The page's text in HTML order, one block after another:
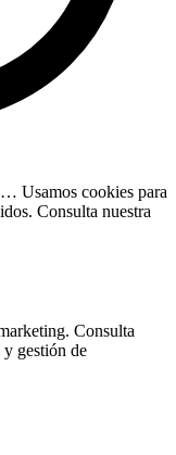
Usamos cookies para
Consulta nuestra
Consulta
y gestión de